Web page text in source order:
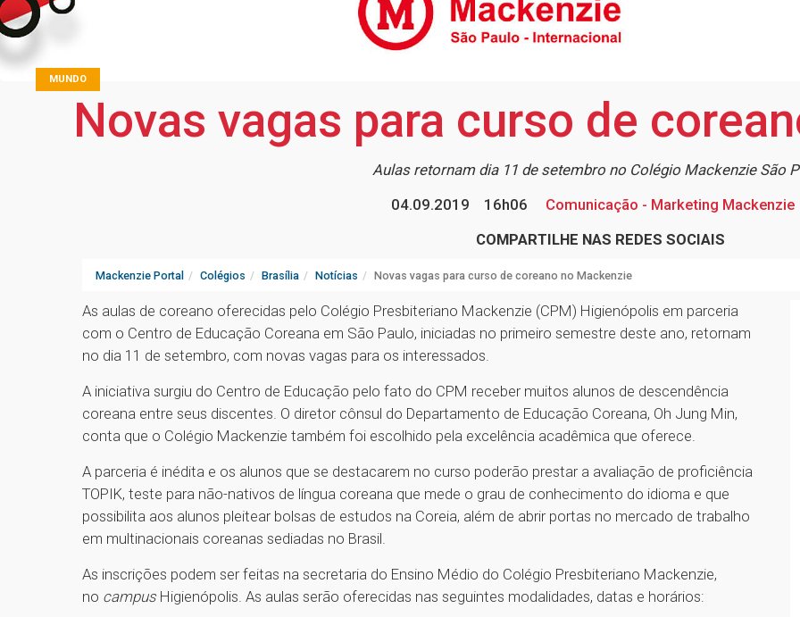
MUNDO
Novas vagas para curso de
Aulas retornam dia 11 de setembro no Colégio Mackenzie São
04.09.2019
16h06
Comunicação - Marketing Mackenzie
COMPARTILHE NAS REDES SOCIAIS
Mackenzie Portal Colégios Brasília Notícias Novas vagas para curso de coreano no Mackenzie
As aulas de coreano oferecidas pelo Colégio Presbiteriano Mackenzie (CPM) Higienópolis em parceria
com o Centro de Educação Coreana em São Paulo, iniciadas no primeiro semestre deste ano, retornam
no dia 11 de setembro, com novas vagas para os interessados.
A iniciativa surgiu do Centro de Educação pelo fato do CPM receber muitos alunos de descendência
coreana entre seus discentes. O diretor cônsul do Departamento de Educação Coreana, Oh Jung Min,
conta que o Colégio Mackenzie também foi escolhido pela excelência acadêmica que oferece.
A parceria é inédita e os alunos que se destacarem no curso poderão prestar a avaliação de proficiência
TOPIK, teste para não-nativos de língua coreana que mede o grau de conhecimento do idioma e que
possibilita aos alunos pleitear bolsas de estudos na Coreia, além de abrir portas no mercado de trabalho
em multinacionais coreanas sediadas no Brasil.
As inscrições podem ser feitas na secretaria do Ensino Médio do Colégio Presbiteriano Mackenzie,
no campus Higienópolis. As aulas serão oferecidas nas seguintes modalidades, datas e horários: